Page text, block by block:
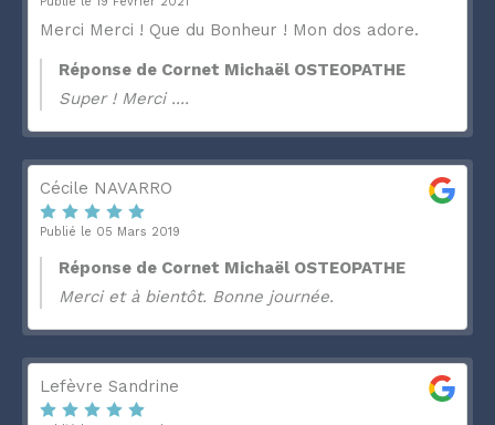
Merci Merci ! Que du Bonheur ! Mon dos adore.
Réponse de Cornet Michaël OSTEOPATHE
Super ! Merci ....
Cécile NAVARRO
Publié le 05 Mars 2019
Réponse de Cornet Michaël OSTEOPATHE
Merci et à bientôt. Bonne journée.
Lefèvre Sandrine